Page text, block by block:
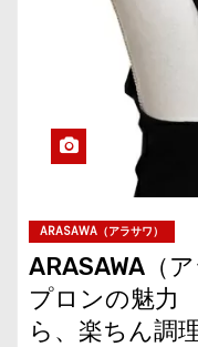
ARASAWA（アラサワ）
ARASAWA（
プロンの魅力
ら、楽ちん調理